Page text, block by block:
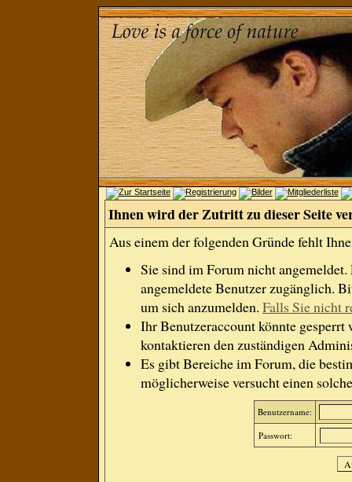
Ihnen wird der Zutritt zu dieser Seite
Aus einem der folgenden Gründe fehlt
Sie sind im Forum nicht
angemeldete Benutzer zugänglich.
um sich anzumelden. Falls Sie nicht
Ihr Benutzeraccount könnte gesperrt
kontaktieren den zuständigen
Es gibt Bereiche im Forum, die
möglicherweise versucht einen
Benutzername:
Passwort: